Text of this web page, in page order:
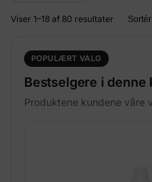
Viser 1–18 af 80 resultater
POPULÆRT VALG
Bestselgere i denne
Produktene kundene våre